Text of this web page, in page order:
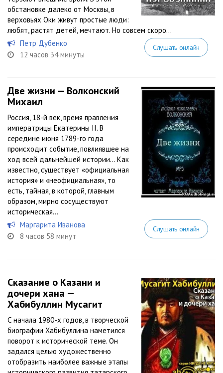
обстановке далеко от Москвы, в
верховьях Оки живут простые люди:
любят, растят детей, мечтают. Но совсем скоро...
Петр Дубенко
12 часов 34 минуты
Слушать онлайн
Две жизни — Волконский
Михаил
Россия, 18-й век, время правления
императрицы Екатерины II. В
середине июня 1789-го года
происходит событие, повлиявшее на
ход всей дальнейшей истории… Как
известно, существует «официальная
история» и «неофициальная», то
есть, тайная, в которой, главным
образом, мирно сосуществуют
историческая...
Маргарита Иванова
8 часов 58 минут
Слушать онлайн
Сказание о Казани и
дочери хана —
Хабибуллин Мусагит
С начала 1980-х годов, в творческой
биографии Хабибуллина наметился
поворот к исторической теме. Он
задался целью художественно
отобразить наиболее важные этапы